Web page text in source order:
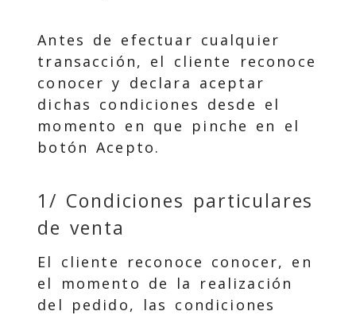
Antes de efectuar cualquier
transacción, el cliente reconoce
conocer y declara aceptar
dichas condiciones desde el
momento en que pinche en el
botón Acepto.
1/ Condiciones particulares
de venta
El cliente reconoce conocer, en
el momento de la realización
del pedido, las condiciones